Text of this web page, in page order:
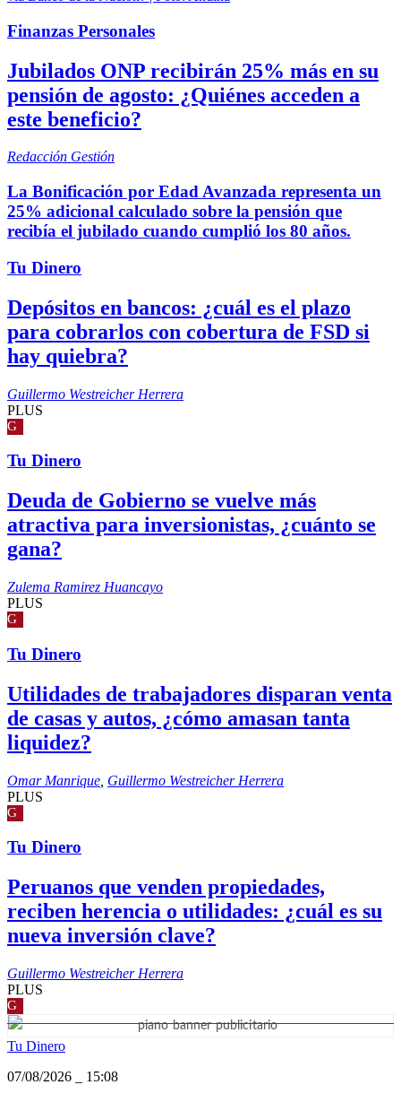
Finanzas Personales
Jubilados ONP recibirán 25% más en su
pensión de agosto: ¿Quiénes acceden a
este beneficio?
Redacción Gestión
La Bonificación por Edad Avanzada representa un
25% adicional calculado sobre la pensión que
recibía el jubilado cuando cumplió los 80 años.
Tu Dinero
Depósitos en bancos: ¿cuál es el plazo
para cobrarlos con cobertura de FSD si
hay quiebra?
Guillermo Westreicher Herrera
PLUS
G
Tu Dinero
Deuda de Gobierno se vuelve más
atractiva para inversionistas, ¿cuánto se
gana?
Zulema Ramirez Huancayo
PLUS
G
Tu Dinero
Utilidades de trabajadores disparan venta
de casas y autos, ¿cómo amasan tanta
liquidez?
Omar Manrique Guillermo Westreicher Herrera
PLUS
G
Tu Dinero
Peruanos que venden propiedades,
reciben herencia o utilidades: ¿cuál es su
nueva inversión clave?
Guillermo Westreicher Herrera
PLUS
G
Tu Dinero
07/08/2026
15:08